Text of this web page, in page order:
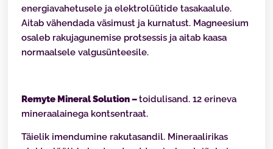
energiavahetusele ja elektrolüütide tasakaalule.
Aitab vähendada väsimust ja kurnatust. Magneesium
osaleb rakujagunemise protsessis ja aitab kaasa
normaalsele valgusünteesile.
Remyte Mineral Solution–toidulisand. 12 erineva
mineraalainega kontsentraat.
Täielik imendumine rakutasandil. Mineraalirikas